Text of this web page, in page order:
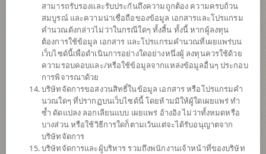
นโยบาย
เน้นลงทุนในหน่วยลงทุนของกองทุนรวมต่างประเทศเพียงกองทุนเดียว
(Feeder Fund) ได้แก่ ChinaAMC CSI 300 Index ETF (กองทุนหลัก) สกุล
เงินหยวน (RMB) กองทุนหลักลงทุนในหุ้นที่เป็นส่วนประกอบของดัชนี
CSI 300 เพื่อให้ผลการดำเนินงานของกองทุนก่อนหักค่าธรรมเนียมและ
ค่าใช้จ่ายใกล้เคียงกับผลตอบแทนของดัชนี CSI 300 ดังกล่าว
กองทุนจะลงทุนในสัญญาซื้อขายล่วงหน้า (Derivatives) เพื่อป้องกัน
ความเสี่ยงจากอัตราแลกเปลี่ยนของหลักทรัพย์หรือทรัพย์สินในสกุลเงิน
ต่างประเทศที่กองทุนถืออยู่เทียบกับสกุลเงินบาท ณ ขณะใดขณะหนึ่ง
ระหว่างร้อยละ 95 ถึงร้อยละ 105 ของมูลค่าความเสี่ยงที่มีอยู่
สามารถรับรองและรับประกันถึงความถูกต้อง ความครบถ้วน
สมบูรณ์ และความน่าเชื่อถือของข้อมูล เอกสารและโปรแกรม
คำนวณดังกล่าวไม่ว่าในกรณีใดๆ ทั้งสิ้น ทั้งนี้ หากผู้ลงทุน
ต้องการใช้ข้อมูล เอกสาร และโปรแกรมคำนวณที่เผยแพร่บน
เว็บไซด์นี้เพื่อดำเนินการอย่างใดอย่างหนึ่งผู้ ลงทุนควรใช้ด้วย
ความรอบคอบและ/หรือใช้ข้อมูลจากแหล่งข้อมูลอื่นๆ ประกอบ
การพิจารณาด้วย
บริษัทจัดการขอสงวนสิทธิ์ในข้อมูล เอกสาร หรือโปรแกรมคำ
นวณใดๆ ที่ปรากฏบนเว็บไซด์นี้ โดยห้ามมิให้ผู้ใดเผยแพร่ ทำ
ซ้ำ ดัดแปลง ลอกเลียนแบบ เผยแพร่ อ้างอิง ไม่ว่าทั้งหมดหรือ
บางส่วน หรือใช้วิธีการใดก็ตามเว้นแต่จะได้รับอนุญาตจาก
บริษัทจัดการ
บริษัทจัดการและผู้บริหาร รวมถึงพนักงานเจ้าหน้าที่ของบริษัท